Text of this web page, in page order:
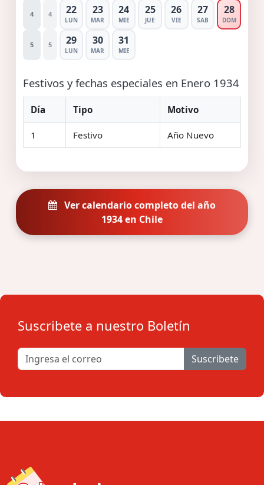
4 4 22
LUN
23
MAR
24
MIE
25
JUE
26
VIE
27
SAB
28
DOM
5 5 29
LUN
30
MAR
31
MIE
Festivos y fechas especiales en Enero 1934
Día Tipo Motivo
1 Festivo Año Nuevo
Ver calendario completo del año
1934 en Chile
Suscribete a nuestro Boletín
Suscribete